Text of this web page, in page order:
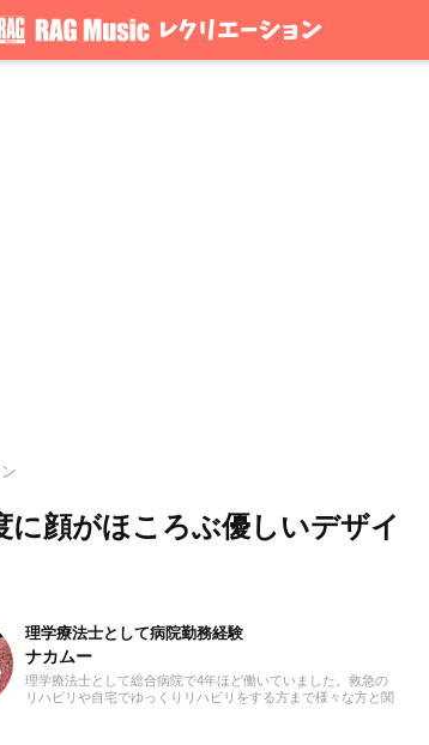
に顔がほころぶ優しいデザイ
理学療法士として病院勤務経験
ナカムー
理学療法士として総合病院で4年ほど働いていました。救急の
リハビリや自宅でゆっくりリハビリをする方まで様々な方と関